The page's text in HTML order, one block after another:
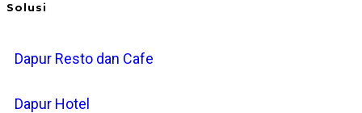
Solusi
Dapur Resto dan Cafe
Dapur Hotel